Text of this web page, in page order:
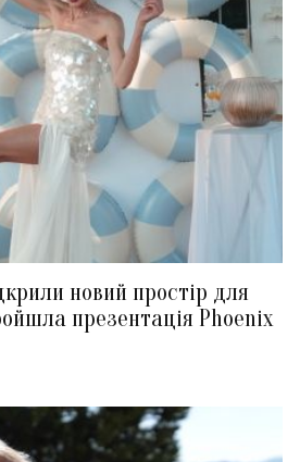
новий простір для
презентація Phoenix